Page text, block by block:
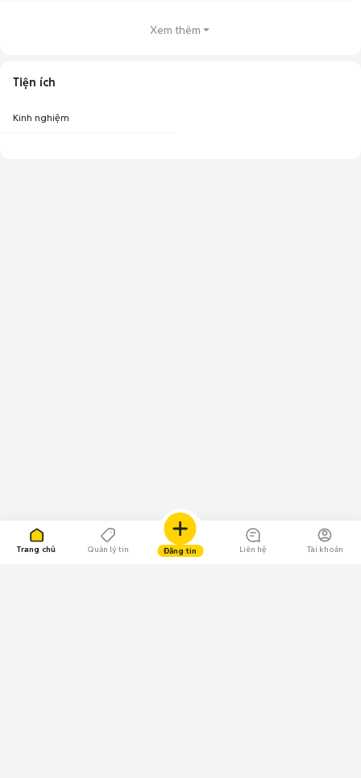
Trang chủ Quản lý tin Đăng tin Liên hệ Tài khoản
Xem thêm
Tiện ích
Kinh nghiệm